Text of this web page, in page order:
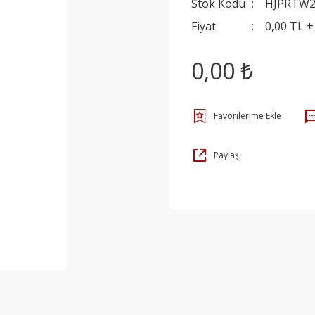
Stok Kodu
Fiyat
0,00 TL
0,00 ₺
Paylaş